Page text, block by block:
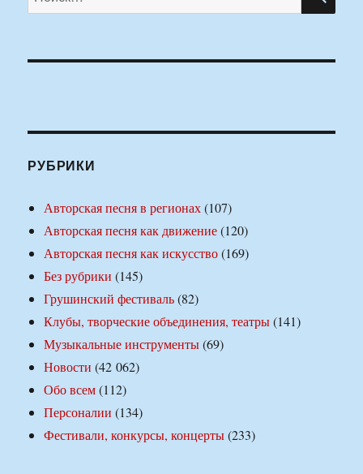
РУБРИКИ
Авторская песня в регионах(107)
Авторская песня как движение(120)
Авторская песня как искусство(169)
Без рубрики (145)
Грушинский фестиваль(82)
Клубы, творческие объединения, театры(141)
Музыкальные инструменты(69)
Новости (42 062)
Обо всем(112)
Персоналии (134)
Фестивали, конкурсы, концерты(233)